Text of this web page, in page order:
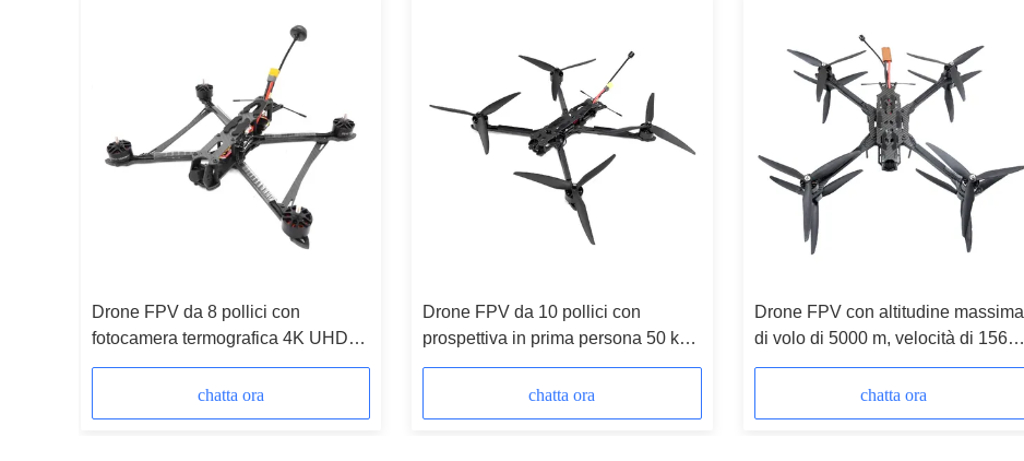
Drone FPV da 8 pollici con
fotocamera termografica 4K UHD
50 kg peso di carico e distanza
massima di volo di 20 km
chatta ora
Drone FPV da 10 pollici con
prospettiva in prima persona 50 kg
di carico utile e distanza massima
di volo di 20 kmchatta ora
Drone FPV con altitudine massima
di volo di 5000 m, velocità di 156
km/h e raggio di 20 km per
applicazioni industriali
chatta ora